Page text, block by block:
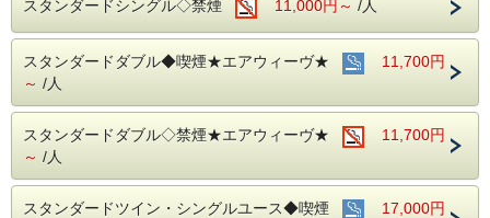
中部国際空港へもアクセス抜群！
ホテル隣接の名鉄名古屋駅から直通電車が発着しています！
■交通アクセス■３つの主要駅と地下鉄が全て隣接！！
名古屋市営地下鉄：東山線・桜通線まで徒歩３分
名鉄バスセンター：当ホテルの建物３・４階より高速バスが
スタンダードシングル◇禁煙 11,000円～ /人
スタンダードダブル◆喫煙★エアウィーヴ★
11,700円
～ /人
スタンダードダブル◇禁煙★エアウィーヴ★
11,700円
～ /人
スタンダードツイン・シングルユース◆喫煙
17,000円